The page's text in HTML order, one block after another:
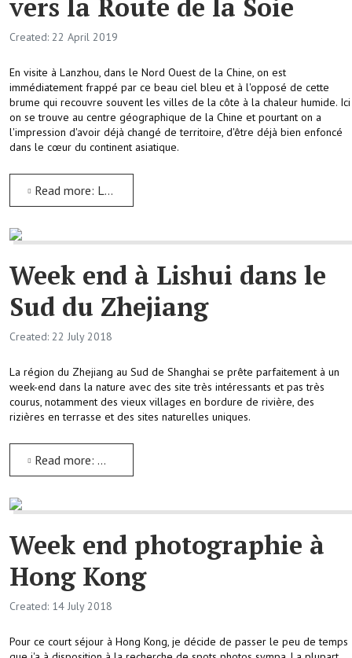
vers la Route de la Soie
Created: 22 April 2019
En visite à Lanzhou, dans le Nord Ouest de la Chine, on est
immédiatement frappé par ce beau ciel bleu et à l'opposé de cette
brume qui recouvre souvent les villes de la côte à la chaleur humide. Ici
on se trouve au centre géographique de la Chine et pourtant on a
l'impression d'avoir déjà changé de territoire, d'être déjà bien enfoncé
dans le cœur du continent asiatique.
Read more: Lanzhou, la porte moderne vers la Route de la Soie
Week end à Lishui dans le
Sud du Zhejiang
Created: 22 July 2018
La région du Zhejiang au Sud de Shanghai se prête parfaitement à un
week-end dans la nature avec des site très intéressants et pas très
courus, notamment des vieux villages en bordure de rivière, des
rizières en terrasse et des sites naturelles uniques.
Read more: Week end à Lishui dans le Sud du Zhejiang
Week end photographie à
Hong Kong
Created: 14 July 2018
Pour ce court séjour à Hong Kong, je décide de passer le peu de temps